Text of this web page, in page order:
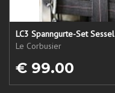
LC3 Spanngurte-Set Sessel
Le Corbusier
€ 99.00